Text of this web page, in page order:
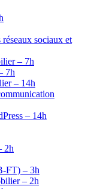
sociaux et
– 7h
7h
– 14h
– 14h
2h
FT) – 3h
– 2h